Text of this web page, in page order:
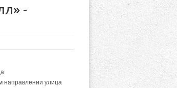
-
направлении улица